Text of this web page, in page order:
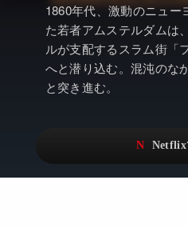
Netflix
1860年代、激動のニュー
た若者アムステルダムは
ルが支配するスラム街「
へと潜り込む。混沌のな
と突き進む。